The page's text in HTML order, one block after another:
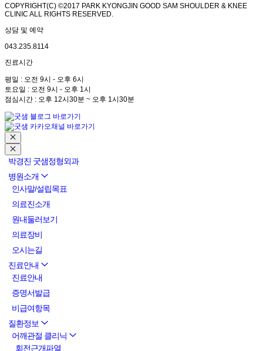
COPYRIGHT(C) ©2017 PARK KYONGJIN GOOD SAM SHOULDER & KNEE
CLINIC ALL RIGHTS RESERVED.
상담 및 예약
043.235.8114
진료시간
평일 : 오전 9시 - 오후 6시
토요일 : 오전 9시 - 오후 1시
점심시간 : 오후 12시30분 ~ 오후 1시30분
박경진 굿샘정형외과
병원소개
인사말/설립목표
의료진소개
원내둘러보기
의료장비
오시는길
진료안내
진료안내
증명서발급
비급여항목
질환정보
어깨관절 클리닉
회전근개파열